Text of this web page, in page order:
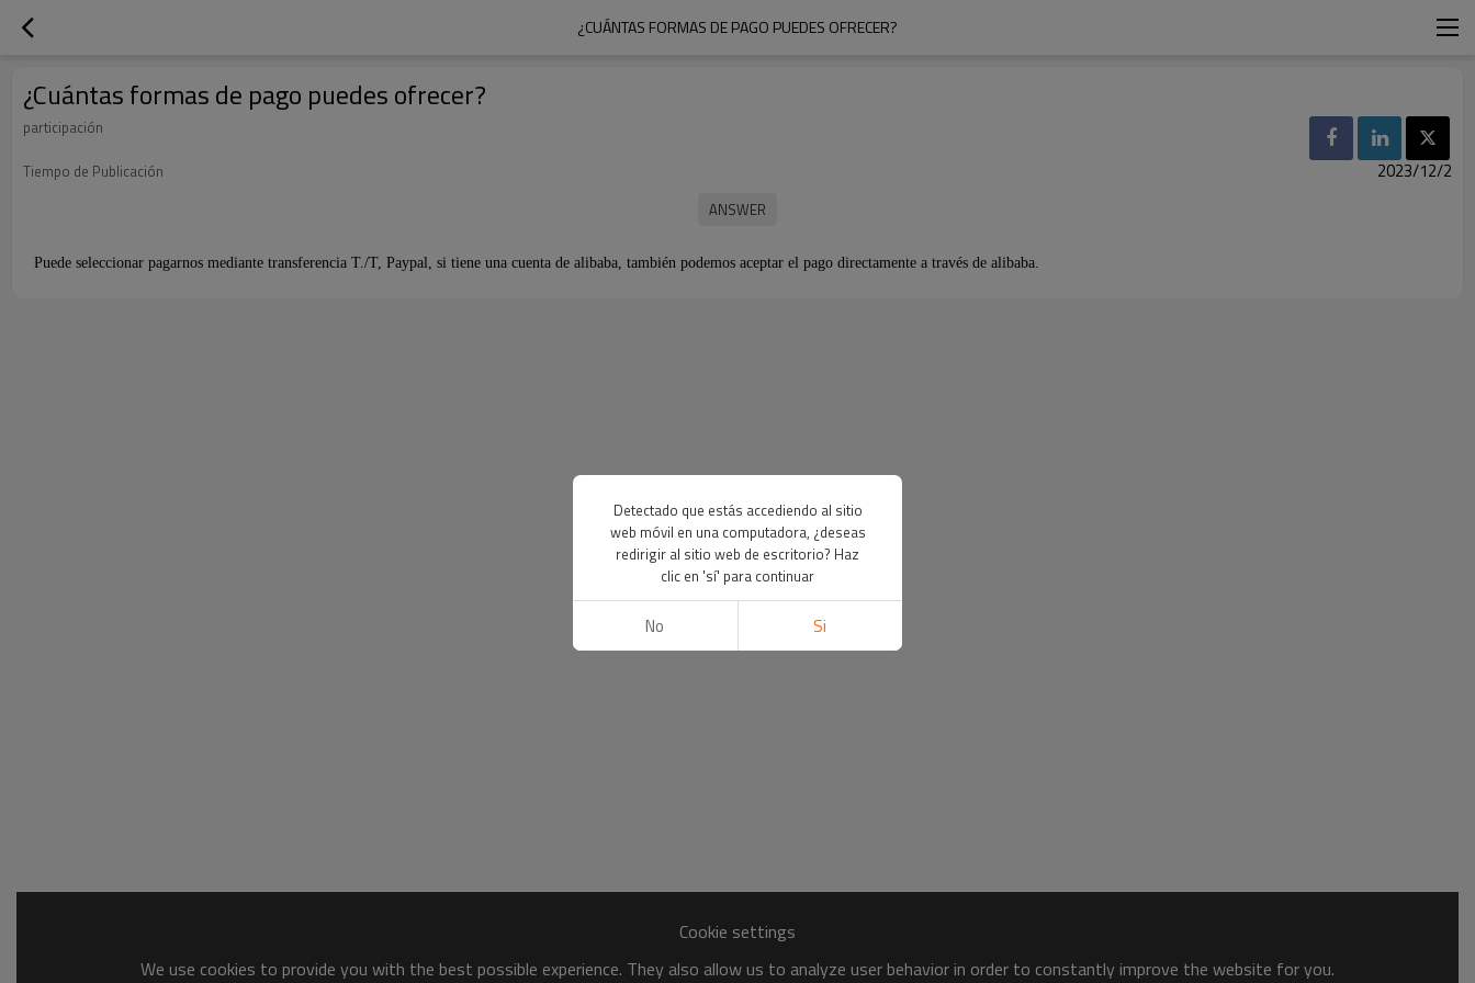
¿CUÁNTAS FORMAS DE PAGO PUEDES OFRECER?
¿Cuántas formas de pago puedes ofrecer?
participación
Tiempo de Publicación
2023/12/2
Puede seleccionar pagarnos mediante transferencia T./T, Paypal, si tiene una cuenta de alibaba, también podemos aceptar el pago directamente a través de alibaba.
Cookie settings
We use cookies to provide you with the best possible experience. They also allow us to analyze user behavior in order to constantly improve the website for you.
Detectado que estás accediendo al sitio
web móvil en una computadora, ¿deseas
redirigir al sitio web de escritorio? Haz
clic en 'sí' para continuar
No Si